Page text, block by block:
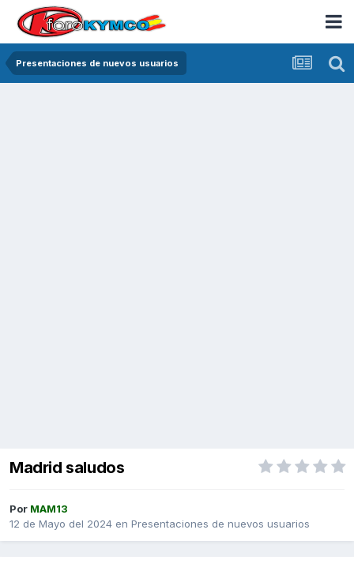
Presentaciones de nuevos usuarios
Madrid saludos
Por MAM13
12 de Mayo del 2024 en Presentaciones de nuevos usuarios